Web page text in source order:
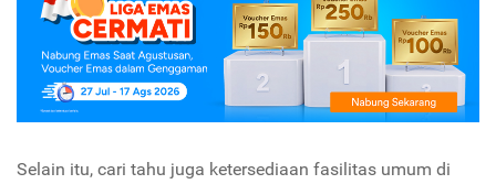
Selain itu, cari tahu juga ketersediaan fasilitas umum di